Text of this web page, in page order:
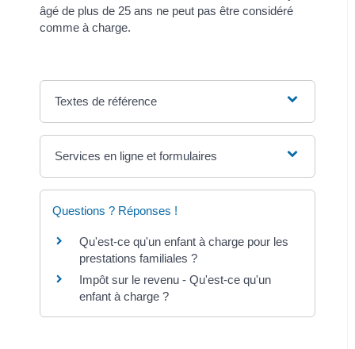
âgé de plus de 25 ans ne peut pas être considéré
comme à charge.
Textes de référence
Services en ligne et formulaires
Questions ? Réponses !
Qu'est-ce qu'un enfant à charge pour les
prestations familiales ?
Impôt sur le revenu - Qu'est-ce qu'un
enfant à charge ?